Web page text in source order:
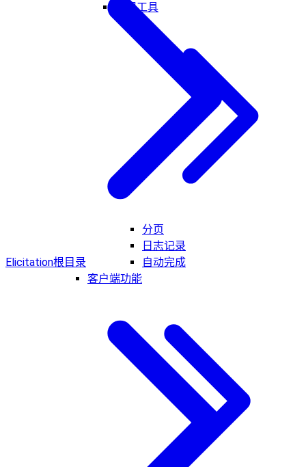
实用工具
分页
日志记录
自动完成
客户端功能
Elicitation根目录